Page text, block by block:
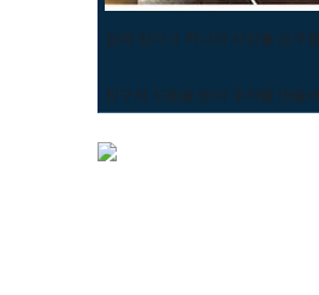
집에 있다고 하니까 사진을 요구
친구의 도움을 받아 주작짤 만들